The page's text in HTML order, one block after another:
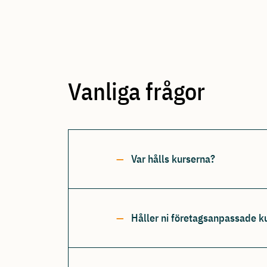
Vanliga frågor
Var hålls kurserna?
Håller ni företagsanpassade